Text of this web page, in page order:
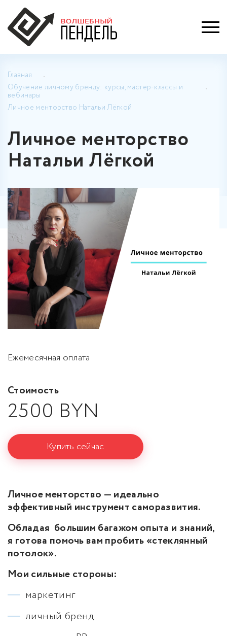
Главная
Обучение личному бренду: курсы, мастер-классы и
вебинары
Личное менторство Натальи Лёгкой
Личное менторство
Натальи Лёгкой
Ежемесячная оплата
Стоимость
2500 BYN
Купить сейчас
Личное менторство — идеально
эффективный инструмент саморазвития.
Обладая большим багажом опыта и знаний,
я готова помочь вам пробить «стеклянный
потолок».
Мои сильные стороны:
маркетинг
личный бренд